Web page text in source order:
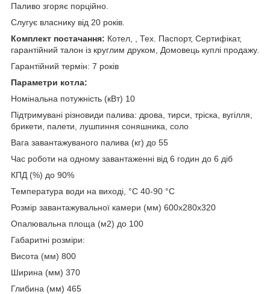
Паливо згоряє порційно.
Слугує власнику від 20 років.
Комплект постачання: Котел, , Тех. Паспорт, Сертифікат,
гарантійний талон із круглим друком, Домовець куплі продажу.
Гарантійний термін: 7 років
Параметри котла:
Номінальна потужність (кВт) 10
Підтримувані різновиди палива: дрова, тирси, тріска, вугілля,
брикети, палети, лушпиння соняшника, соло
Вага завантажуваного палива (кг) до 55
Час роботи на одному завантаженні від 6 годин до 6 діб
КПД (%) до 90%
Температура води на виході, °C 40-90 °C
Розмір завантажувальної камери (мм) 600х280х320
Опалювальна площа (м2) до 100
Габаритні розміри:
Висота (мм) 800
Ширина (мм) 370
Глибина (мм) 465